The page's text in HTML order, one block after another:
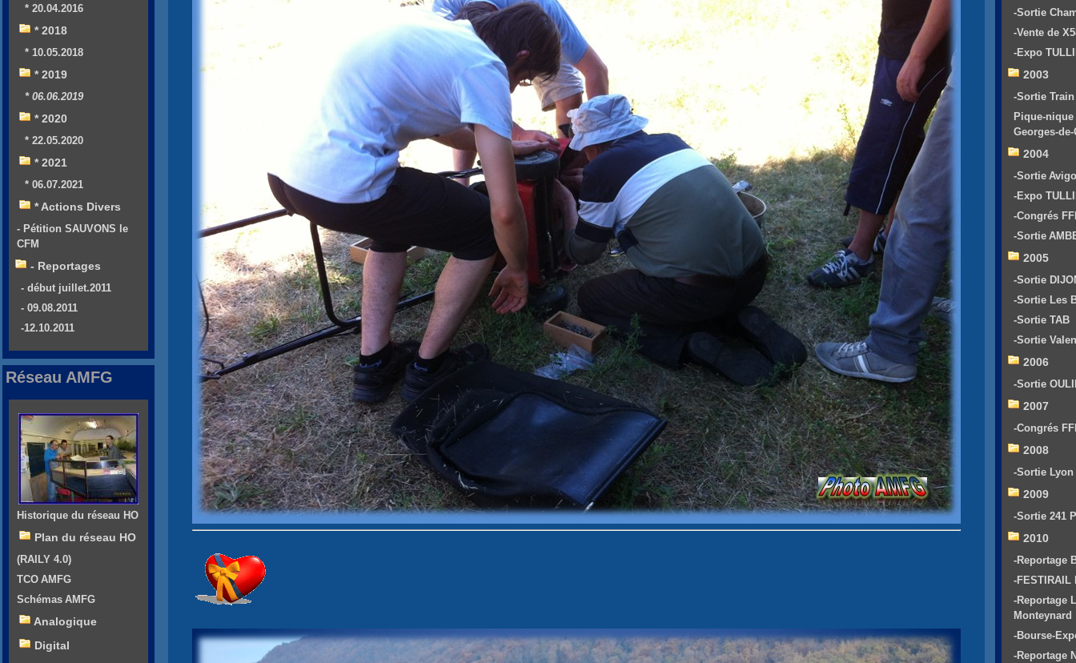
* 20.04.2016
* 2018
* 10.05.2018
* 2019
* 06.06.2019
* 2020
* 22.05.2020
* 2021
* 06.07.2021
* Actions Divers
- Pétition SAUVONS le
CFM
- Reportages
- début juillet.2011
- 09.08.2011
-12.10.2011
Réseau AMFG
Historique du réseau HO
Plan du réseau HO
(RAILY 4.0)
TCO AMFG
Schémas AMFG
Analogique
Digital
-Sortie
-Vente de
-Expo
2003
-Sortie
Pique-
Georges-
2004
-Sortie
-Expo
-Congrés
-Sortie
2005
-Sortie
-Sortie Les
-Sortie TAB
-Sortie
2006
-Sortie
2007
-Congrés
2008
-Sortie
2009
-Sortie 241
2010
-Reportage
-
-Reportage
Monteynard
-Bourse-
-Reportage